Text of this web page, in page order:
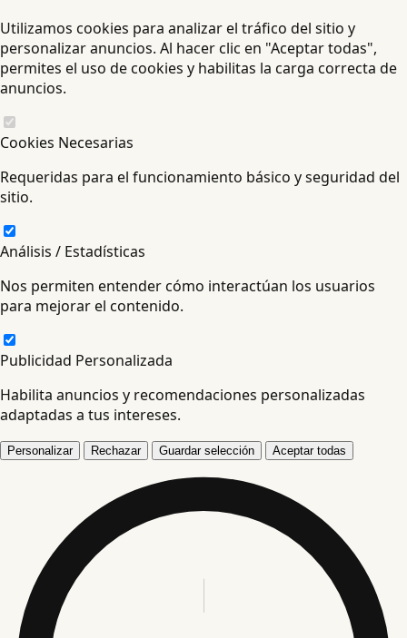
Utilizamos cookies para analizar el tráfico del sitio y
personalizar anuncios. Al hacer clic en "Aceptar todas",
permites el uso de cookies y habilitas la carga correcta de
anuncios.
Cookies Necesarias
Requeridas para el funcionamiento básico y seguridad del
sitio.
Análisis / Estadísticas
Nos permiten entender cómo interactúan los usuarios
para mejorar el contenido.
Publicidad Personalizada
Habilita anuncios y recomendaciones personalizadas
adaptadas a tus intereses.
Personalizar Rechazar Guardar selección Aceptar todas